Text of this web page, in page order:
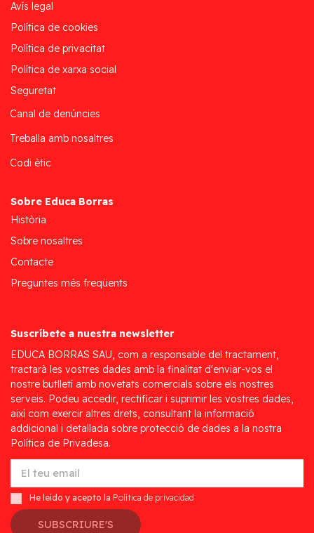
Avís legal
Política de cookies
Política de privacitat
Política de xarxa social
Seguretat
Canal de denúncies
Treballa amb nosaltres
Codi ètic
Sobre Educa Borras
Història
Sobre nosaltres
Contacte
Preguntes més freqüents
Suscríbete a nuestra newsletter
EDUCA BORRAS SAU, com a responsable del tractament,
tractarà les vostres dades amb la finalitat d'enviar-vos el
nostre butlletí amb novetats comercials sobre els nostres
serveis. Podeu accedir, rectificar i suprimir les vostres dades,
així com exercir altres drets, consultant la informació
addicional i detallada sobre protecció de dades a la nostra
Política de Privadesa.
He leído y acepto la Política de privacidad
SUBSCRIURE'S